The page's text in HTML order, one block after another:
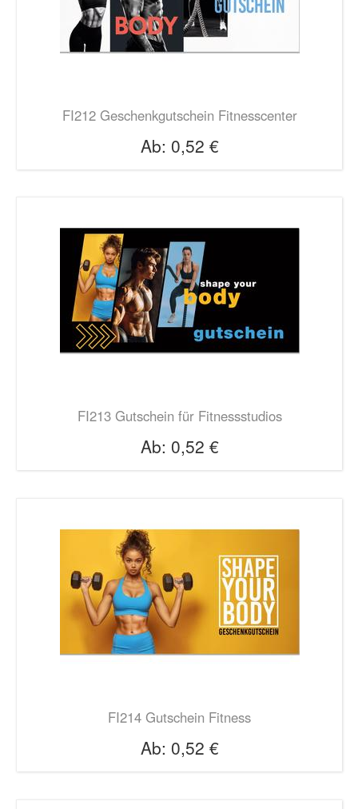
FI212 Geschenkgutschein Fitnesscenter
Ab: 0,52 €
FI213 Gutschein für Fitnessstudios
Ab: 0,52 €
FI214 Gutschein Fitness
Ab: 0,52 €